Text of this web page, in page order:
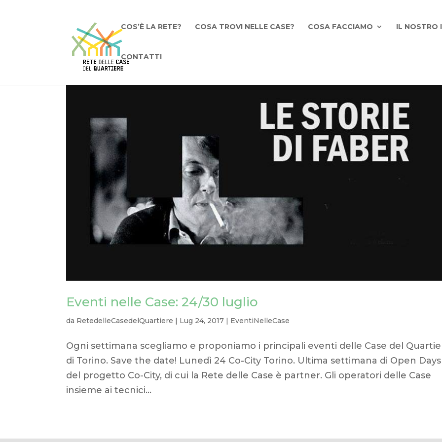
COS’È LA RETE? COSA TROVI NELLE CASE? COSA FACCIAMO IL NOSTRO
CONTATTI
Eventi nelle Case: 24/30 luglio
da RetedelleCasedelQuartiere Lug 24, 2017 EventiNelleCase
Ogni settimana scegliamo e proponiamo i principali eventi delle Case del
di Torino. Save the date! Lunedì 24 Co-City Torino. Ultima settimana di Open Days
del progetto Co-City, di cui la Rete delle Case è partner. Gli operatori delle Case
insieme ai tecnici...